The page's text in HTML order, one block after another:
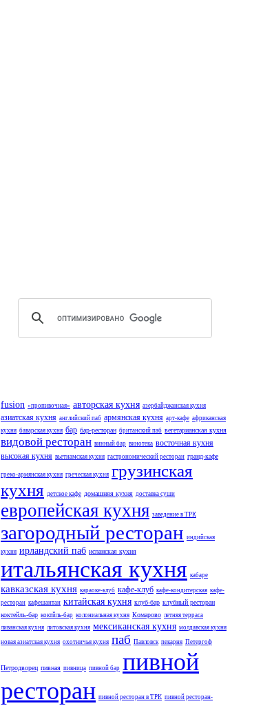
fusion «пропивочная» авторская кухня азербайджанская кухня
азиатская кухня английский паб армянская кухня арт-кафе африканская
кухня баварская кухня бар бар-ресторан британский паб вегетарианская кухня
видовой ресторан винный бар винотека восточная кухня
высокая кухня вьетнамская кухня гастрономический ресторан гранд-кафе
греко-армянская кухня греческая кухня грузинская
кухня детское кафе домашняя кухня доставка суши
европейская кухня заведение в ТРК
загородный ресторан индийская
кухня ирландский паб испанская кухня
итальянская кухня кабаре
кавказская кухня караоке-клуб кафе-клуб кафе-кондитерская кафе-
ресторан кафешантан китайская кухня клуб-бар клубный ресторан
коктейль-бар коктйль-бар колониальная кухня Комарово летняя терраса
ливанская кухня литовская кухня мексиканская кухня молдавская кухня
новая азиатская кухня охотничья кухня паб Павловск пекарня Петергоф
Петродворец пивная пивница пивной бар пивной
ресторан пивной ресторан в ТРК пивной ресторан-